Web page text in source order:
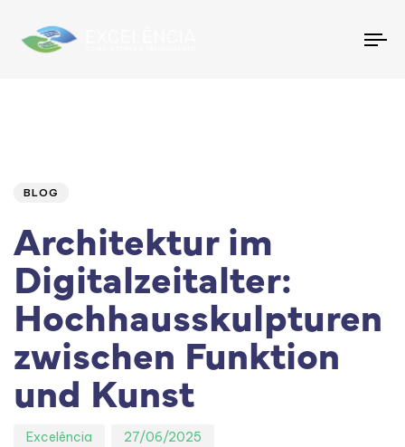
BLOG
Architektur im
Digitalzeitalter:
Hochhausskulpturen
zwischen Funktion
und Kunst
Excelência 27/06/2025